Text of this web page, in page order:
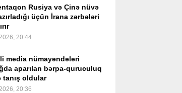
Rusiya və Çinə nüvə
üçün İrana zərbələri
20:44
media nümayəndələri
aparılan bərpa-quruculuq
tanış oldular
20:36